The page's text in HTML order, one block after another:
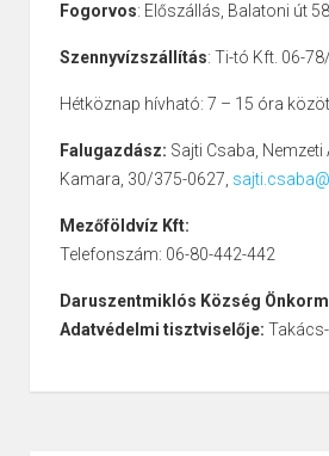
Fogorvos: Előszállás, Balatoni út
Szennyvízszállítás: Ti-tó Kft. 06-
Hétköznap hívható: 7 – 15 óra
Falugazdász: Sajti Csaba,
Kamara, 30/375-0627,
Mezőföldvíz Kft:
Telefonszám: 06-80-442-442
Daruszentmiklós Község
Adatvédelmi tisztviselője: